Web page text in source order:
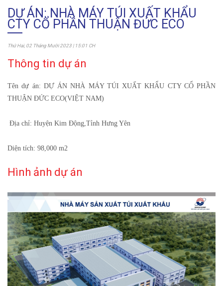
DỰ ÁN: NHÀ MÁY TÚI XUẤT KHẨU
CTY CỔ PHẦN THUẬN ĐỨC ECO
Thứ Hai, 02 Tháng Mười 2023 | 15:01 CH
Thông tin dự án
Tên dự án: DỰ ÁN NHÀ MÁY TÚI XUẤT KHẨU CTY CỔ PHẦN
THUẬN ĐỨC ECO(VIỆT NAM)
Địa chỉ: Huyện Kim Động,Tỉnh Hưng Yên
Diện tích: 98,000 m2
Hình ảnh dự án